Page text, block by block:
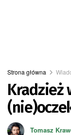
Strona główna
Kradzież
Tomasz